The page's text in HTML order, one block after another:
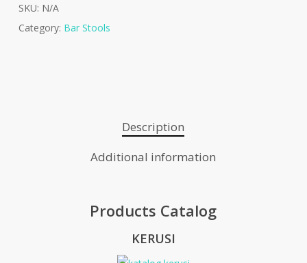
SKU: N/A
Category: Bar Stools
Description
Additional information
Products Catalog
KERUSI